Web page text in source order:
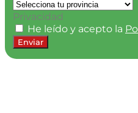
Privacidad
He leído y acepto la
Enviar